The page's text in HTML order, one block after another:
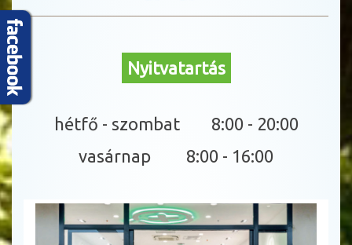
Nyitvatartás
hétfő - szombat 8:00 - 20:00
vasárnap 8:00 - 16:00